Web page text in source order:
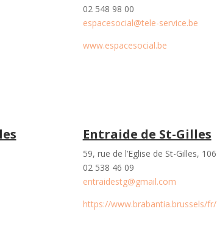
02 548 98 00
espacesocial@tele-service.be
www.espacesocial.be
Entraide de St-Gilles
59, rue de l’Eglise de St-Gilles,
02 538 46 09
entraidestg@gmail.com
https://www.brabantia.brussels/fr/